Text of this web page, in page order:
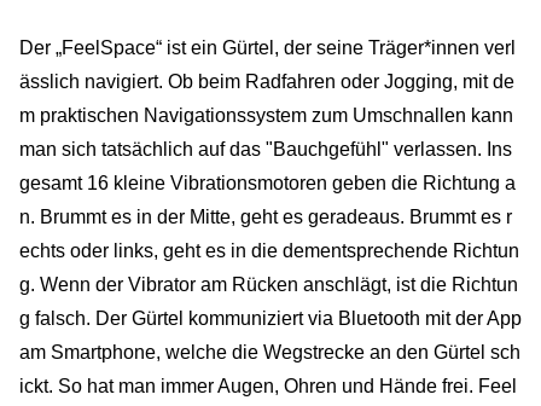
Der „FeelSpace“ ist ein Gürtel, der seine Träger*innen verl
ässlich navigiert. Ob beim Radfahren oder Jogging, mit de
m praktischen Navigationssystem zum Umschnallen kann
man sich tatsächlich auf das "Bauchgefühl" verlassen. Ins
gesamt 16 kleine Vibrationsmotoren geben die Richtung a
n. Brummt es in der Mitte, geht es geradeaus. Brummt es r
echts oder links, geht es in die dementsprechende Richtun
g. Wenn der Vibrator am Rücken anschlägt, ist die Richtun
g falsch. Der Gürtel kommuniziert via Bluetooth mit der App
am Smartphone, welche die Wegstrecke an den Gürtel sch
ickt. So hat man immer Augen, Ohren und Hände frei. Feel